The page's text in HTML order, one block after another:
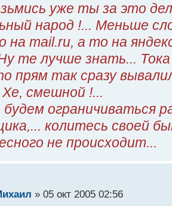
уже ты за это
народ !... Меньше
на mail.ru, а то на
те лучше знать...
прям так сразу
смешной !...
ограничиваться
колитесь своей
не происходит...
» 05 окт 2005 02:56